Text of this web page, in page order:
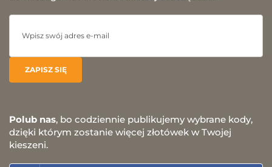
Polub nas, bo codziennie publikujemy wybrane kody,
dzięki którym zostanie więcej złotówek w Twojej
kieszeni.